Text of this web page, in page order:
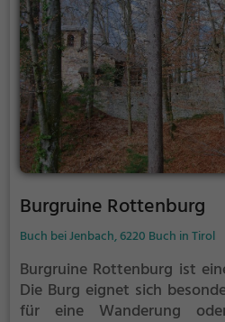
Burgruine Rottenburg
Buch bei Jenbach, 6220 Buch in Tirol
Burgruine Rottenburg ist
Die Burg eignet sich
für eine Wanderung